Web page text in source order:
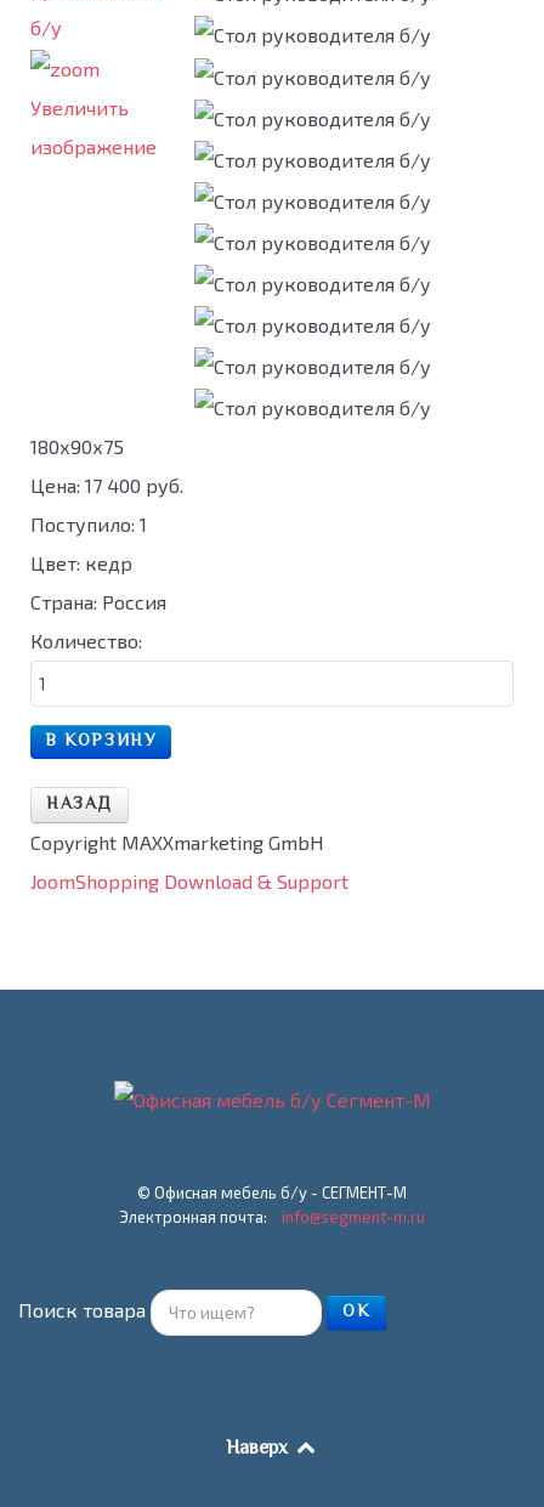
Увеличить
изображение
180х90х75
Цена: 17 400 руб.
Поступило: 1
Цвет: кедр
Страна: Россия
Количество:
Copyright MAXXmarketing GmbH
JoomShopping Download & Support
© Офисная мебель б/у - СЕГМЕНТ-М
Электронная почта: info@segment-m.ru
Поиск товара ОК
Наверх